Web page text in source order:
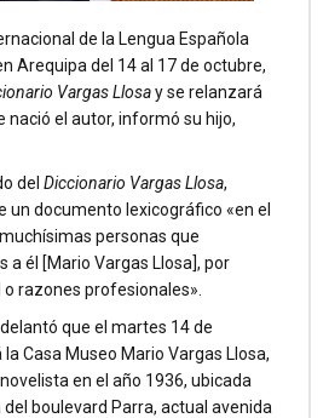
de la Lengua Española
Arequipa del 14 al 17 de octubre,
Vargas Llosay se relanzará
nació el autor, informó su hijo,
del Diccionario Vargas Llosa,
un documento lexicográfico «en el
personas que
a él [Mario Vargas Llosa], por
razones profesionales».
que el martes 14 de
Casa Museo Mario Vargas Llosa,
en el año 1936, ubicada
boulevard Parra, actual avenida